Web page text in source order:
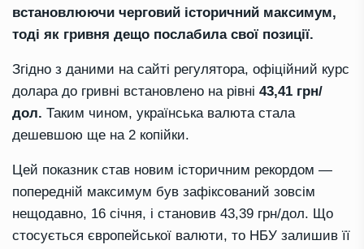
встановлюючи черговий історичний максимум,
тоді як гривня дещо послабила свої позиції.
Згідно з даними на сайті регулятора, офіційний курс
долара до гривні встановлено на рівні 43,41 грн/
дол. Таким чином, українська валюта стала
дешевшою ще на 2 копійки.
Цей показник став новим історичним рекордом —
попередній максимум був зафіксований зовсім
нещодавно, 16 січня, і становив 43,39 грн/дол. Що
стосується європейської валюти, то НБУ залишив її